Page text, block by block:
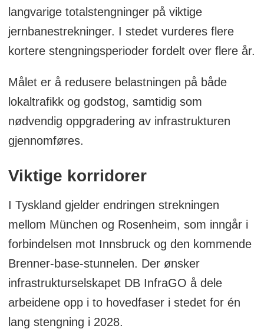
langvarige totalstengninger på viktige
jernbanestrekninger. I stedet vurderes flere
kortere stengningsperioder fordelt over flere år.
Målet er å redusere belastningen på både
lokaltrafikk og godstog, samtidig som
nødvendig oppgradering av infrastrukturen
gjennomføres.
Viktige korridorer
I Tyskland gjelder endringen strekningen
mellom München og Rosenheim, som inngår i
forbindelsen mot Innsbruck og den kommende
Brenner-base-stunnelen. Der ønsker
infrastrukturselskapet DB InfraGO å dele
arbeidene opp i to hovedfaser i stedet for én
lang stengning i 2028.